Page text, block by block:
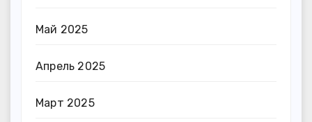
Май 2025
Апрель 2025
Март 2025